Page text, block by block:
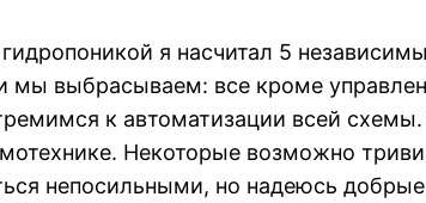
я насчитал 5
мы выбрасываем: все кроме
к автоматизации всей
Некоторые возможно
непосильными, но надеюсь